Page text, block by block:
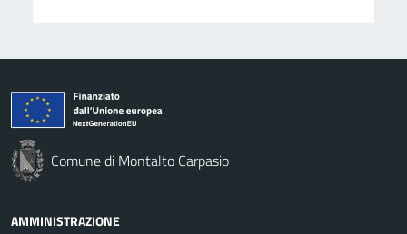
Comune di Montalto Carpasio
AMMINISTRAZIONE